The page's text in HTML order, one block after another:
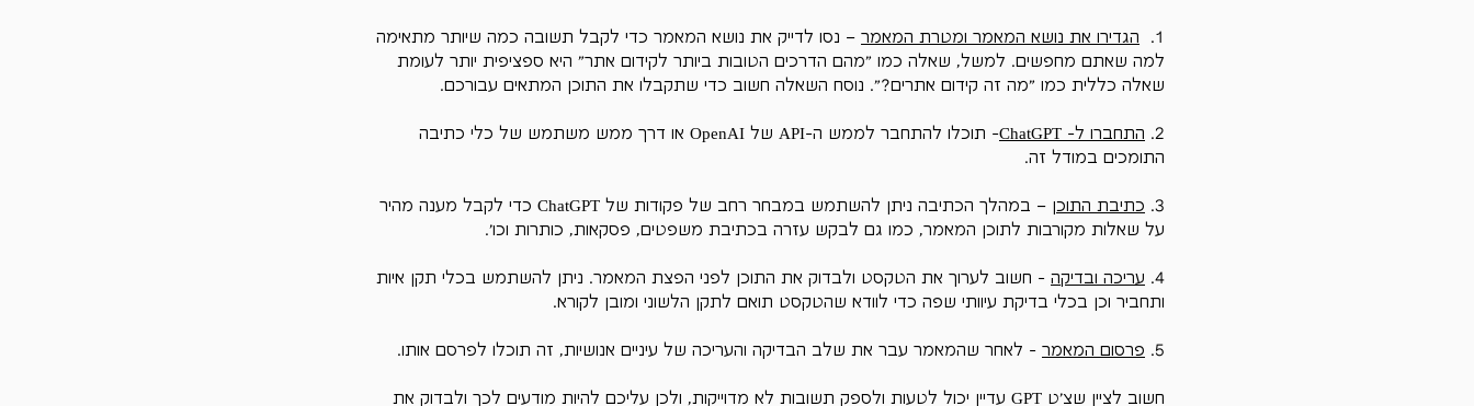
1. הגדירו את נושא המאמר ומטרת המאמר – נסו לדייק את נושא המאמר כדי לקבל תשובה כמה שיותר מתאימה
למה שאתם מחפשים. למשל, שאלה כמו "מהם הדרכים הטובות ביותר לקידום אתר" היא ספציפית יותר לעומת
שאלה כללית כמו "מה זה קידום אתרים?". נוסח השאלה חשוב כדי שתקבלו את התוכן המתאים עבורכם.
2. התחברו ל- ChatGPT
- תוכלו להתחבר לממש ה-API של OpenAI או דרך ממש משתמש של כלי כתיבה
התומכים במודל זה.
3. כתיבת התוכן
– במהלך הכתיבה ניתן להשתמש במבחר רחב של פקודות של ChatGPT כדי לקבל מענה מהיר
על שאלות מקורבות לתוכן המאמר, כמו גם לבקש עזרה בכתיבת משפטים, פסקאות, כותרות וכו'.
4. עריכה ובדיקה - חשוב לערוך את הטקסט ולבדוק את התוכן לפני הפצת המאמר. ניתן להשתמש בכלי תקן איות
ותחביר וכן בכלי בדיקת עיוותי שפה כדי לוודא שהטקסט תואם לתקן הלשוני ומובן לקורא.
5. פרסום המאמר - לאחר שהמאמר עבר את שלב הבדיקה והעריכה של עיניים אנושיות, זה תוכלו לפרסם אותו.
חשוב לציין שצ'ט GPT עדיין יכול לטעות ולספק תשובות לא מדוייקות, ולכן עליכם להיות מודעים לכך ולבדוק את